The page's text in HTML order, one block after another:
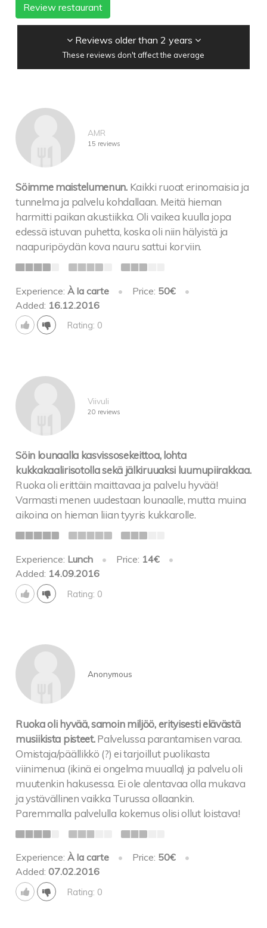
Review restaurant
Reviews older than 2 years
These reviews don't affect the average
AMR
15 reviews
Söimme maistelumenun. Kaikki ruoat erinomaisia ja
tunnelma ja palvelu kohdallaan. Meitä hieman
harmitti paikan akustiikka. Oli vaikea kuulla jopa
edessä istuvan puhetta, koska oli niin hälyistä ja
naapuripöydän kova nauru sattui korviin.
Experience:À la carte • Price: 50€
•
Added: 16.12.2016
Rating: 0
Viivuli
20 reviews
Söin lounaalla kasvissosekeittoa, lohta
kukkakaalirisotolla sekä jälkiruuaksi luumupiirakkaa.
Ruoka oli erittäin maittavaa ja palvelu hyvää!
Varmasti menen uudestaan lounaalle, mutta muina
aikoina on hieman liian tyyris kukkarolle.
Experience: Lunch • Price: 14€
•
Added: 14.09.2016
Rating: 0
Anonymous
Ruoka oli hyvää, samoin miljöö, erityisesti elävästä
musiikista pisteet. Palvelussa parantamisen varaa.
Omistaja/päällikkö (?) ei tarjoillut puolikasta
viinimenua (ikinä ei ongelma muualla) ja palvelu oli
muutenkin hakusessa. Ei ole alentavaa olla mukava
ja ystävällinen vaikka Turussa ollaankin.
Paremmalla palvelulla kokemus olisi ollut loistava!
Experience:À la carte • Price: 50€
•
Added:07.02.2016
Rating: 0